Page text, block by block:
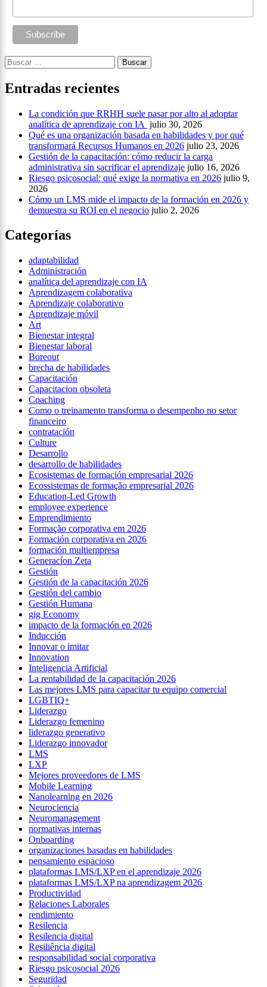
Buscar:
Entradas recientes
La condición que RRHH suele pasar por alto al adoptar
analítica de aprendizaje con IA julio 30, 2026
Qué es una organización basada en habilidades y por qué
transformará Recursos Humanos en 2026 julio 23, 2026
Gestión de la capacitación: cómo reducir la carga
administrativa sin sacrificar el aprendizaje julio 16, 2026
Riesgo psicosocial: qué exige la normativa en 2026 julio 9,
2026
Cómo un LMS mide el impacto de la formación en 2026 y
demuestra su ROI en el negocio julio 2, 2026
Categorías
adaptabilidad
Administración
analítica del aprendizaje con IA
Aprendizagem colaborativa
Aprendizaje colaborativo
Aprendizaje móvil
Art
Bienestar integral
Bienestar laboral
Boreout
brecha de habilidades
Capacitación
Capacitacion obsoleta
Coaching
Como o treinamento transforma o desempenho no setor
financeiro
contratación
Culture
Desarrollo
desarrollo de habilidades
Ecosistemas de formación empresarial 2026
Ecossistemas de formação empresarial 2026
Education-Led Growth
employee experience
Emprendimiento
Formação corporativa em 2026
Formación corporativa en 2026
formación multiempresa
Generacíon Zeta
Gestión
Gestión de la capacitación 2026
Gestión del cambio
Gestión Humana
gig Economy
impacto de la formación en 2026
Inducción
Innovar o imitar
Innovation
Inteligencia Artificial
La rentabilidad de la capacitación 2026
Las mejores LMS para capacitar tu equipo comercial
LGBTIQ+
Liderazgo
Liderazgo femenino
liderazgo generativo
Liderazgo innovador
LMS
LXP
Mejores proveedores de LMS
Mobile Learning
Nanolearning en 2026
Neurociencia
Neuromanagement
normativas internas
Onboarding
organizaciones basadas en habilidades
pensamiento espacioso
plataformas LMS/LXP en el aprendizaje 2026
plataformas LMS/LXP na aprendizagem 2026
Productividad
Relaciones Laborales
rendimiento
Resilencia
Resilencia digital
Resiliência digital
responsabilidad social corporativa
Riesgo psicosocial 2026
Seguridad